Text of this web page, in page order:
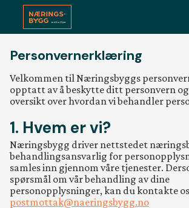
content
Aktuelt
Jobb i
Næringsbygg
Personvernerklæring
Velkommen til Næringsbyggs
opptatt av å beskytte ditt personvern
oversikt over hvordan vi behandler
1. Hvem er vi?
Næringsbygg driver nettstedet
behandlingsansvarlig for
samles inn gjennom våre tjenester.
spørsmål om vår behandling av dine
personopplysninger, kan du kontakte
postmottak@naeringsbygg.no